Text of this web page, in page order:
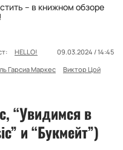
– в книжном обзоре
HELLO!
09.03.2024 / 14:45
Гарсиа Маркес Виктор Цой
“Увидимся в
и “Букмейт”)